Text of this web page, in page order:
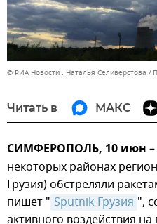
© РИА Новости . Наталья Селиверстова
Читать в МАКС
СИМФЕРОПОЛЬ, 10 июн
некоторых районах
Грузия) обстреляли
пишет " Sputnik Грузия ",
активного воздействия